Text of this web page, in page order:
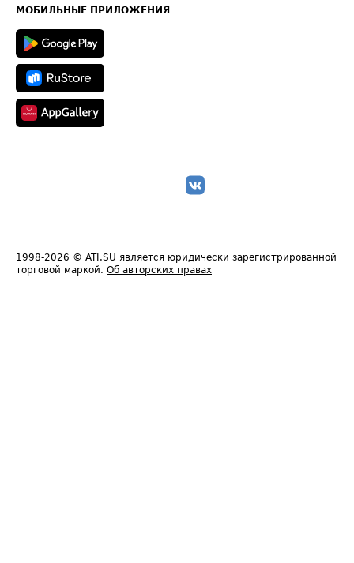
Техническая информация
МОБИЛЬНЫЕ ПРИЛОЖЕНИЯ
1998-2026 © ATI.SU является юридически зарегистрированной
торговой маркой. Об авторских правах